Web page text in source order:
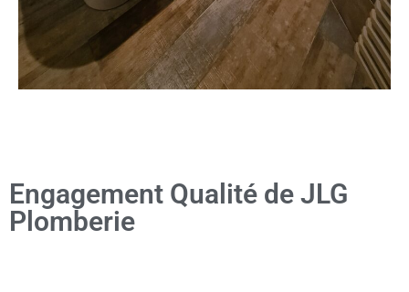
Engagement Qualité de JLG
Plomberie